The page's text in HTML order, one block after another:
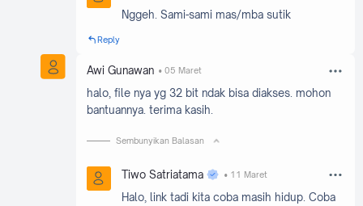
Nggeh. Sami-sami mas/mba sutik
Reply
Awi Gunawan 05 Maret
halo, file nya yg 32 bit ndak bisa diakses. mohon
bantuannya. terima kasih.
Sembunyikan Balasan
Tiwo Satriatama 11 Maret
Halo, link tadi kita coba masih hidup. Coba